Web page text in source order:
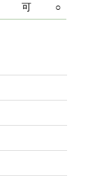
可 ○